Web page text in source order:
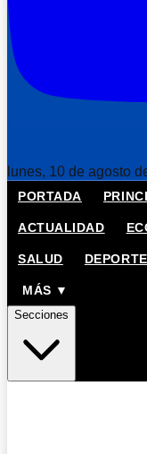
lunes, 10 de agosto
PORTADA
ACTUALIDAD
SALUD
MÁS ▼
Secciones